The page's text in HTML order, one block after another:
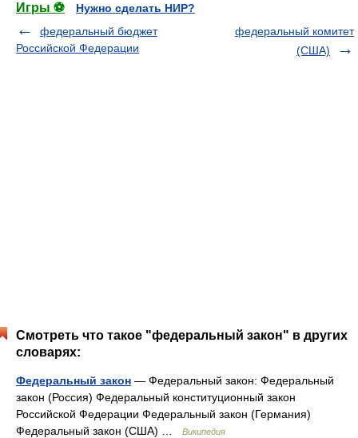
Игры ⚽
Нужно сделать НИР?
федеральный бюджет
Российской Федерации
федеральный комитет
(США)
Смотреть что такое "федеральный закон" в других
словарях:
Федеральный закон — Федеральный закон: Федеральный
закон (Россия) Федеральный конституционный закон
Российской Федерации Федеральный закон (Германия)
Федеральный закон (США) …
Википедия